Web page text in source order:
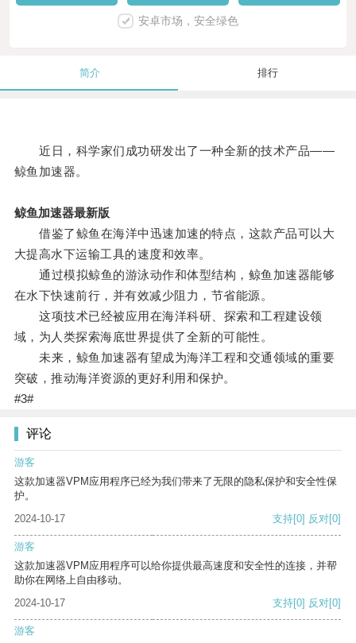
安卓市场，安全绿色
简介 排行
近日，科学家们成功研发出了一种全新的技术产品——
鲸鱼加速器。
鲸鱼加速器最新版
借鉴了鲸鱼在海洋中迅速加速的特点，这款产品可以大
大提高水下运输工具的速度和效率。
通过模拟鲸鱼的游泳动作和体型结构，鲸鱼加速器能够
在水下快速前行，并有效减少阻力，节省能源。
这项技术已经被应用在海洋科研、探索和工程建设领
域，为人类探索海底世界提供了全新的可能性。
未来，鲸鱼加速器有望成为海洋工程和交通领域的重要
突破，推动海洋资源的更好利用和保护。
#3#
评论
游客
这款加速器VPM应用程序已经为我们带来了无限的隐私保护和安全性保
护。
2024-10-17
支持[0] 反对[0]
游客
这款加速器VPM应用程序可以给你提供最高速度和安全性的连接，并帮
助你在网络上自由移动。
2024-10-17
支持[0] 反对[0]
游客